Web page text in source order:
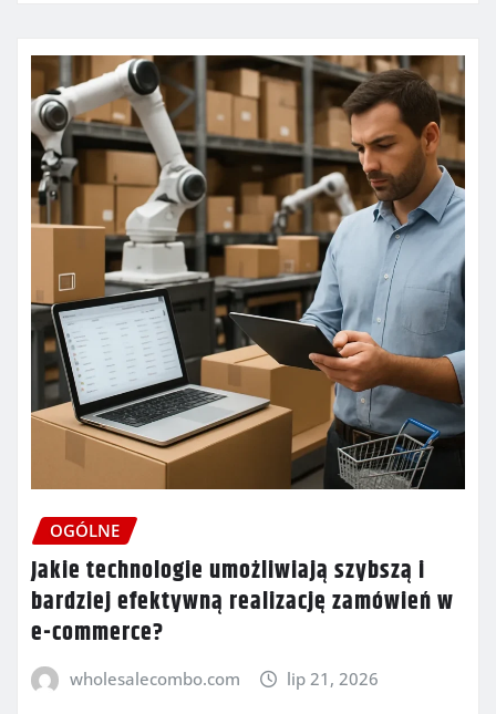
OGÓLNE
Jakie technologie umożliwiają szybszą i
bardziej efektywną realizację zamówień w
e-commerce?
wholesalecombo.com lip 21, 2026